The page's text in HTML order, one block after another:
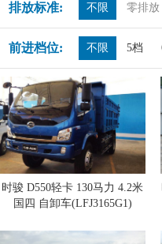
排放标准: 不限 零排放
前进档位: 不限 5档
时骏 D550轻卡 130马力 4.2米
国四 自卸车(LFJ3165G1)